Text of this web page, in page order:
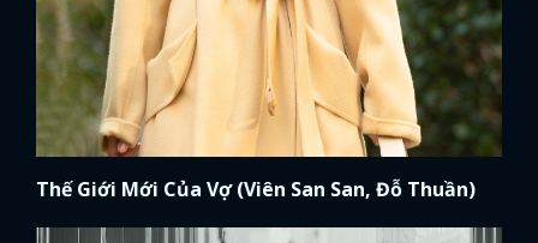
Thế Giới Mới Của Vợ (Viên San San, Đỗ Thuần)